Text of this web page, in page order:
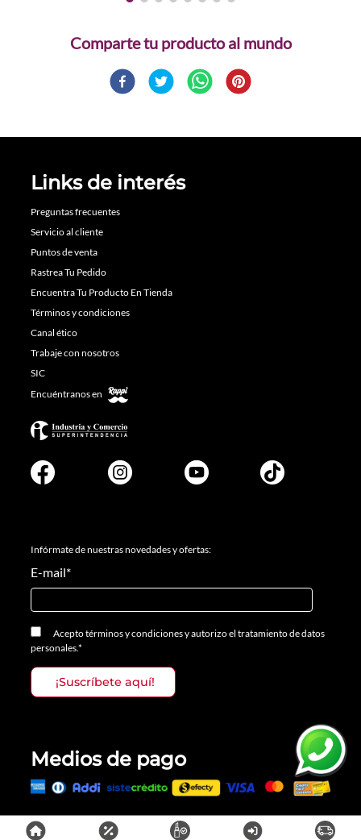
Comparte
Links de interés
Preguntas frecuentes
Servicio al cliente
Puntos de venta
Rastrea Tu Pedido
Encuentra Tu Producto En Tienda
Términos y condiciones
Canal ético
Trabaje con nosotros
SIC
Encuéntranos en
Infórmate de nuestras novedades y ofertas:
E-mail*
Aceptotérminos y condicionesyautorizo el tratamiento de datos
personales.*
Medios de pago
Todos los derechos reservados, Prosalon Distribuciones S.A.S., 2023